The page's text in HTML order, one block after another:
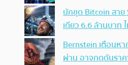
นักขุด Bitcoin สา
เดียว 6.6 ล้านบาท
Bernstein เตือนหา
ผ่าน อาจกดดันรา